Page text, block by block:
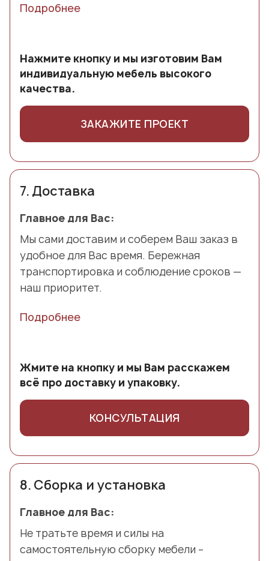
Подробнее
Нажмите кнопку и мы изготовим Вам
индивидуальную мебель высокого
качества.
ЗАКАЖИТЕ ПРОЕКТ
7. Доставка
Главное для Вас:
Мы сами доставим и соберем Ваш заказ в
удобное для Вас время. Бережная
транспортировка и соблюдение сроков —
наш приоритет.
Подробнее
Жмите на кнопку и мы Вам расскажем
всё про доставку и упаковку.
КОНСУЛЬТАЦИЯ
8. Сборка и установка
Главное для Вас:
Не тратьте время и силы на
самостоятельную сборку мебели –